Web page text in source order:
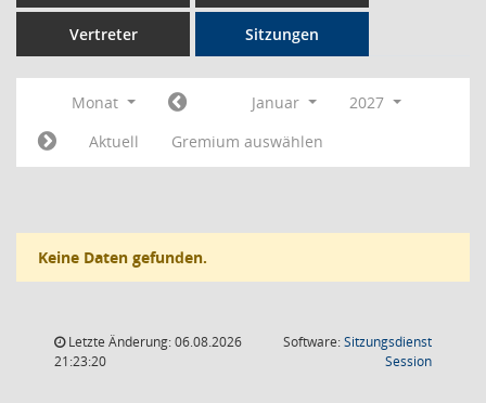
Vertreter Sitzungen
Monat Januar
2027
Aktuell
Gremium auswählen
Keine Daten gefunden.
Letzte Änderung: 06.08.2026
21:23:20
Software:Sitzungsdienst
Session(Wird in